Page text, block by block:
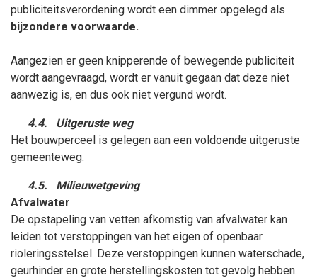
publiciteitsverordening wordt een dimmer opgelegd als
bijzondere voorwaarde.
Aangezien er geen knipperende of bewegende publiciteit
wordt aangevraagd, wordt er vanuit gegaan dat deze niet
aanwezig is, en dus ook niet vergund wordt.
4.4.
Uitgeruste weg
Het bouwperceel is gelegen aan een voldoende uitgeruste
gemeenteweg.
4.5.
Milieuwetgeving
Afvalwater
De opstapeling van vetten afkomstig van afvalwater kan
leiden tot verstoppingen van het eigen of openbaar
rioleringsstelsel. Deze verstoppingen kunnen waterschade,
geurhinder en grote herstellingskosten tot gevolg hebben.